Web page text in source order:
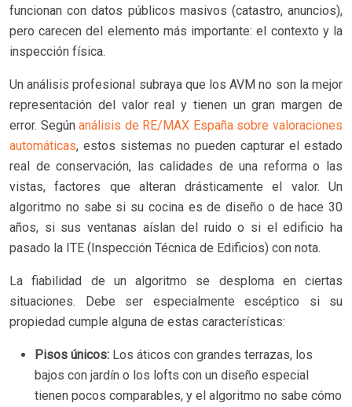
funcionan con datos públicos masivos (catastro, anuncios),
pero carecen del elemento más importante: el contexto y la
inspección física.
Un análisis profesional subraya que los AVM no son la mejor
representación del valor real y tienen un gran margen de
error. Segúnanálisis de RE/MAX España sobre valoraciones
automáticas, estos sistemas no pueden capturar el estado
real de conservación, las calidades de una reforma o las
vistas, factores que alteran drásticamente el valor. Un
algoritmo no sabe si su cocina es de diseño o de hace 30
años, si sus ventanas aíslan del ruido o si el edificio ha
pasado la ITE (Inspección Técnica de Edificios) con nota.
La fiabilidad de un algoritmo se desploma en ciertas
situaciones. Debe ser especialmente escéptico si su
propiedad cumple alguna de estas características:
Pisos únicos: Los áticos con grandes terrazas, los
bajos con jardín o los lofts con un diseño especial
tienen pocos comparables, y el algoritmo no sabe cómo